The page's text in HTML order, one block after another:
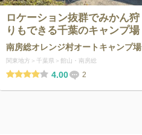
ロケーション抜群でみかん狩
りもできる千葉のキャンプ場
南房総オレンジ村オートキャンプ場
関東地方 千葉県 館山・南房総
4.00 2